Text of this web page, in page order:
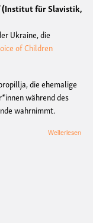
(Institut für Slavistik,
Ukraine, die
of Children
die ehemalige
während des
wahrnimmt.
Weiterlesen